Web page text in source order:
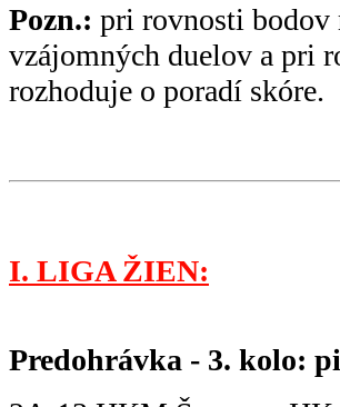
Pozn.: pri rovnosti bodov
vzájomných duelov a pri
rozhoduje o poradí skóre.
I. LIGA ŽIEN:
Predohrávka - 3. kolo: